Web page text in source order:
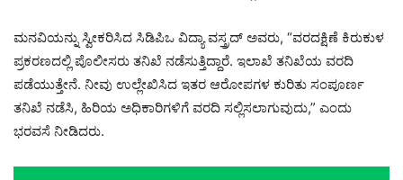
ಮನವಿಯನ್ನು ಸ್ವೀಕರಿಸಿದ ಸಿಡಿಪಿಒ ವಿದ್ಯಾ ವಸ್ತ್ರದ್ ಅವರು, “ವರದಕ್ಷಿಣೆ ಕಿರುಕುಳ
ಪ್ರಕರಣದಲ್ಲಿ ಪೊಲೀಸರು ತನಿಖೆ ನಡೆಸುತ್ತಿದ್ದಾರೆ. ಇಲಾಖೆ ತನಿಖೆಯ ವರದಿ
ಪಡೆಯುತ್ತೇನೆ. ನೀವು ಉಲ್ಲೇಖಿಸಿದ ಇತರ ಆರೋಪಗಳ ಕುರಿತು ಸಂಪೂರ್ಣ
ತನಿಖೆ ನಡೆಸಿ, ಹಿರಿಯ ಅಧಿಕಾರಿಗಳಿಗೆ ವರದಿ ಸಲ್ಲಿಸಲಾಗುವುದು,” ಎಂದು
ಭರವಸೆ ನೀಡಿದರು.